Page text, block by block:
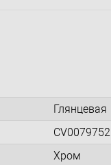
Глянцевая
Хром